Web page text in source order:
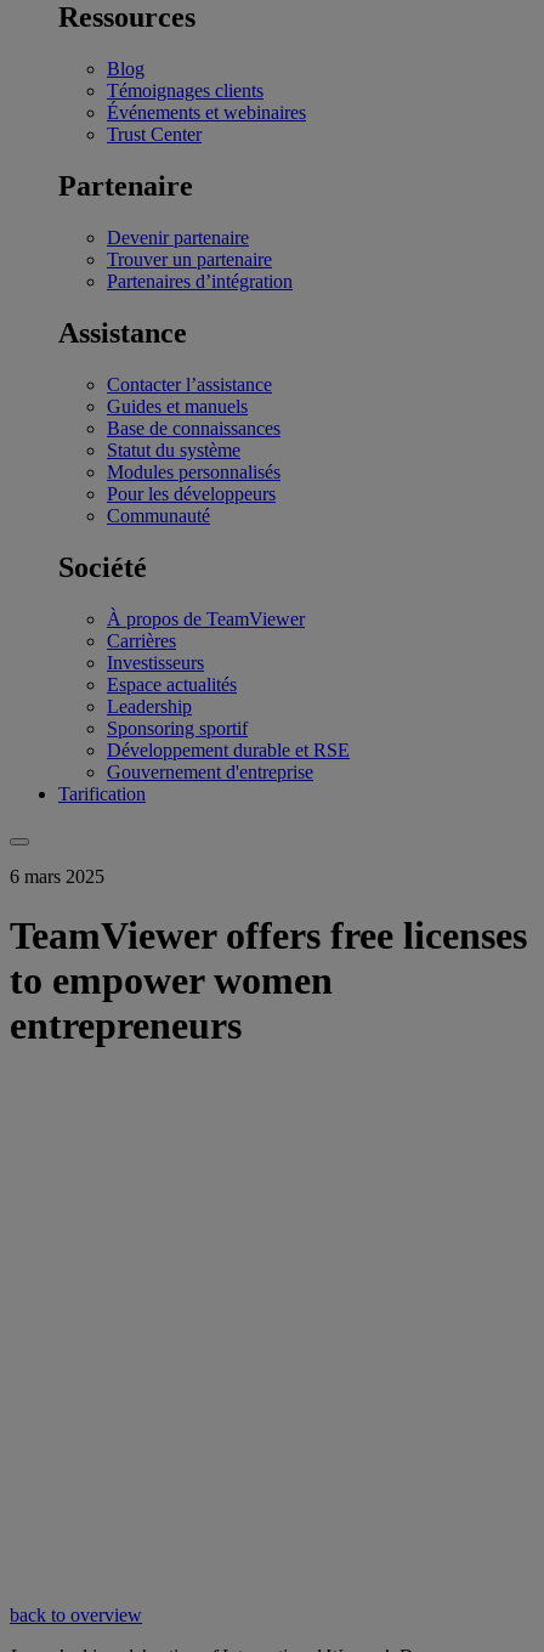
Ressources
Blog
Témoignages clients
Événements et webinaires
Trust Center
Partenaire
Devenir partenaire
Trouver un partenaire
Partenaires d’intégration
Assistance
Contacter l’assistance
Guides et manuels
Base de connaissances
Statut du système
Modules personnalisés
Pour les développeurs
Communauté
Société
À propos de TeamViewer
Carrières
Investisseurs
Espace actualités
Leadership
Sponsoring sportif
Développement durable et RSE
Gouvernement d'entreprise
Tarification
6 mars 2025
TeamViewer offers free licenses
to empower women
entrepreneurs
back to overview